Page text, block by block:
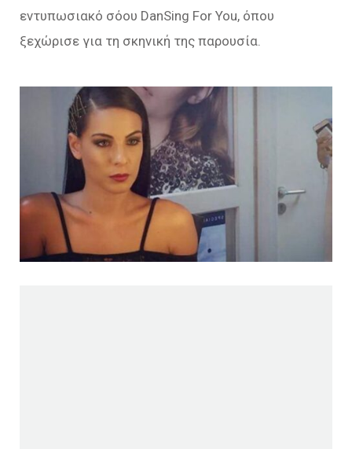
εντυπωσιακό σόου DanSing For You, όπου
ξεχώρισε για τη σκηνική της παρουσία.